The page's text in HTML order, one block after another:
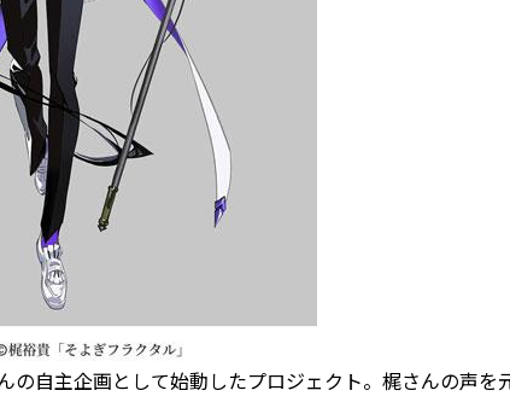
自主企画として始動したプロジェクト。梶さんの声を